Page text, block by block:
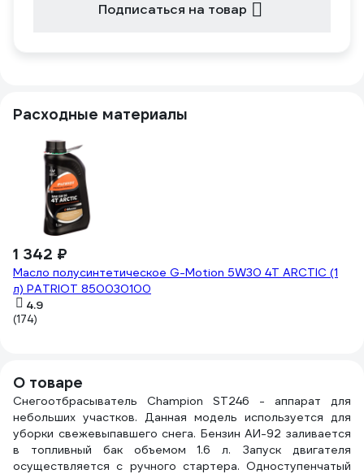
Подписаться на товар
Расходные материалы
1 342 ₽
Масло полусинтетическое G-Motion 5W30 4Т ARCTIC (1
л) PATRIOT 850030100
4.9
(174)
О товаре
Снегоотбрасыватель Champion ST246 - аппарат для
небольших участков. Данная модель используется для
уборки свежевыпавшего снега. Бензин АИ-92 заливается
в топливный бак объемом 1.6 л. Запуск двигателя
осуществляется с ручного стартера. Одноступенчатый